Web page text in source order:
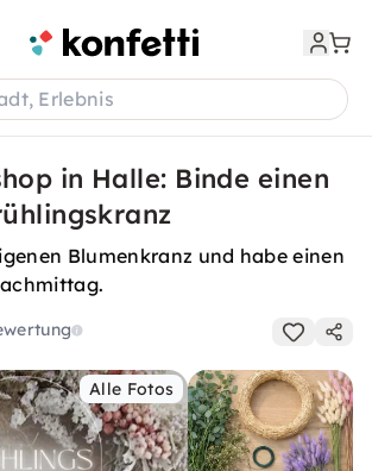
Erlebnis
in Halle: Binde einen
Blumenkranz und habe einen
Alle Fotos